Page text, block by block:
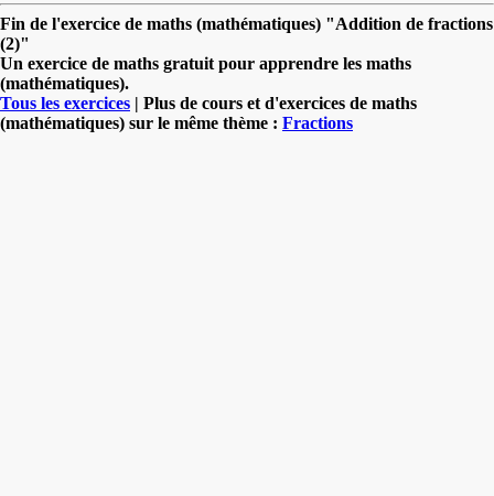
Fin de l'exercice de maths (mathématiques) "Addition de fractions
(2)"
Un exercice de maths gratuit pour apprendre les maths
(mathématiques).
Tous les exercices | Plus de cours et d'exercices de maths
(mathématiques) sur le même thème : Fractions